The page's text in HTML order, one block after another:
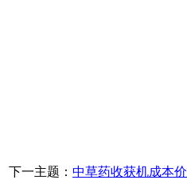
下一主题： 中草药收获机成本价